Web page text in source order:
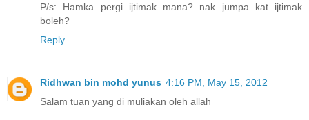
P/s: Hamka pergi ijtimak mana? nak jumpa kat ijtimak
boleh?
Reply
Ridhwan bin mohd yunus 4:16 PM, May 15, 2012
Salam tuan yang di muliakan oleh allah